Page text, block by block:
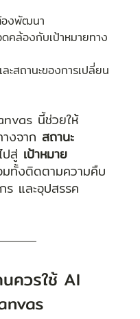
องพัฒนา
คล้องกับเป้าหมายทาง
ะสถานะของการเปลี่ยน
นี้ช่วยให้
างจาก สถานะ
ปสู่ เป้าหมาย
ทั้งติดตามความคืบ
และอุปสรรค
ควรใช้ AI